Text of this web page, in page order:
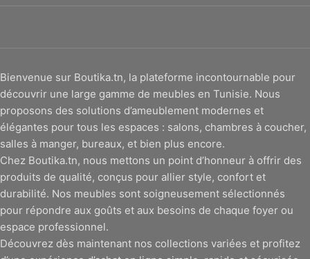
Bienvenue sur Boutika.tn, la plateforme incontournable pour
découvrir une large gamme de meubles en Tunisie. Nous
proposons des solutions d’ameublement modernes et
élégantes pour tous les espaces : salons, chambres à coucher,
salles à manger, bureaux, et bien plus encore.
Chez Boutika.tn, nous mettons un point d’honneur à offrir des
produits de qualité, conçus pour allier style, confort et
durabilité. Nos meubles sont soigneusement sélectionnés
pour répondre aux goûts et aux besoins de chaque foyer ou
espace professionnel.
Découvrez dès maintenant nos collections variées et profitez